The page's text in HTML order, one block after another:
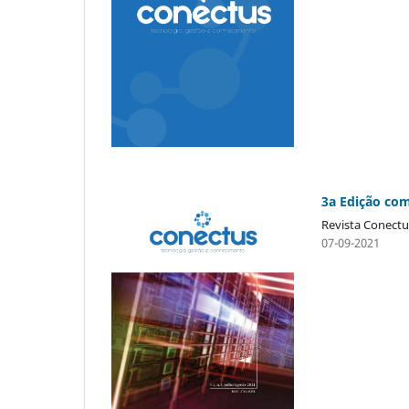
3a Edição
Revista
07-09-2021